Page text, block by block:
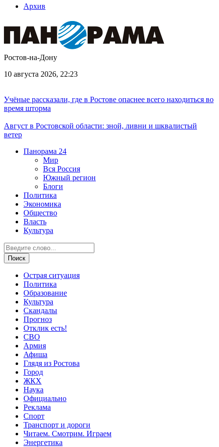
Архив
Ростов-на-Дону
10 августа 2026, 22:23
Учёные рассказали, где в Ростове опаснее всего находиться во
время шторма
Август в Ростовской области: зной, ливни и шквалистый
ветер
Панорама 24
Мир
Вся Россия
Южный регион
Блоги
Политика
Экономика
Общество
Власть
Культура
Острая ситуация
Политика
Образование
Культура
Скандалы
Прогноз
Отклик есть!
СВО
Армия
Афиша
Глядя из Ростова
Город
ЖКХ
Наука
Официально
Реклама
Спорт
Транспорт и дороги
Читаем. Смотрим. Играем
Энергетика